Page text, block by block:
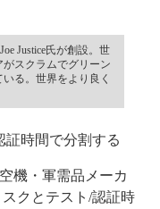
Justice氏が創設。世
スクラムでグリーン
る。世界をより良く
証時間で分割する
機・軍需品メーカ
クとテスト/認証時